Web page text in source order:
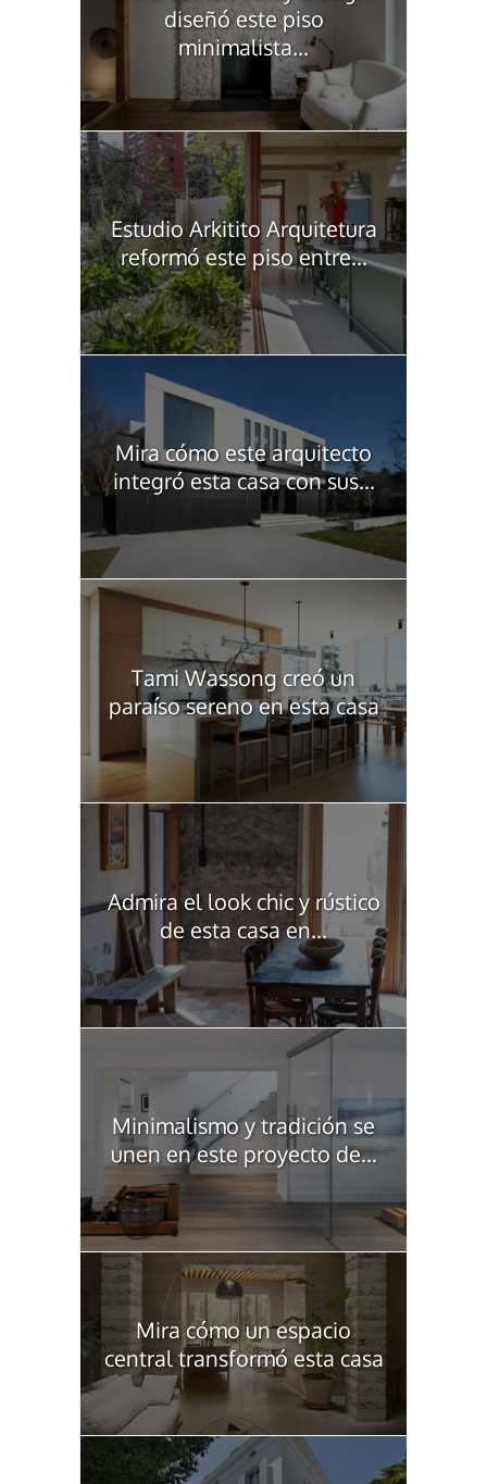
diseñó este piso
minimalista...
Estudio Arkitito Arquitetura
reformó este piso entre...
Mira cómo este arquitecto
integró esta casa con sus...
Tami Wassong creó un
paraíso sereno en esta casa
Admira el look chic y rústico
de esta casa en...
Minimalismo y tradición se
unen en este proyecto de...
Mira cómo un espacio
central transformó esta casa